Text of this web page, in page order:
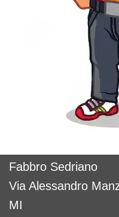
Fabbro Sedriano
Via Alessandro
MI